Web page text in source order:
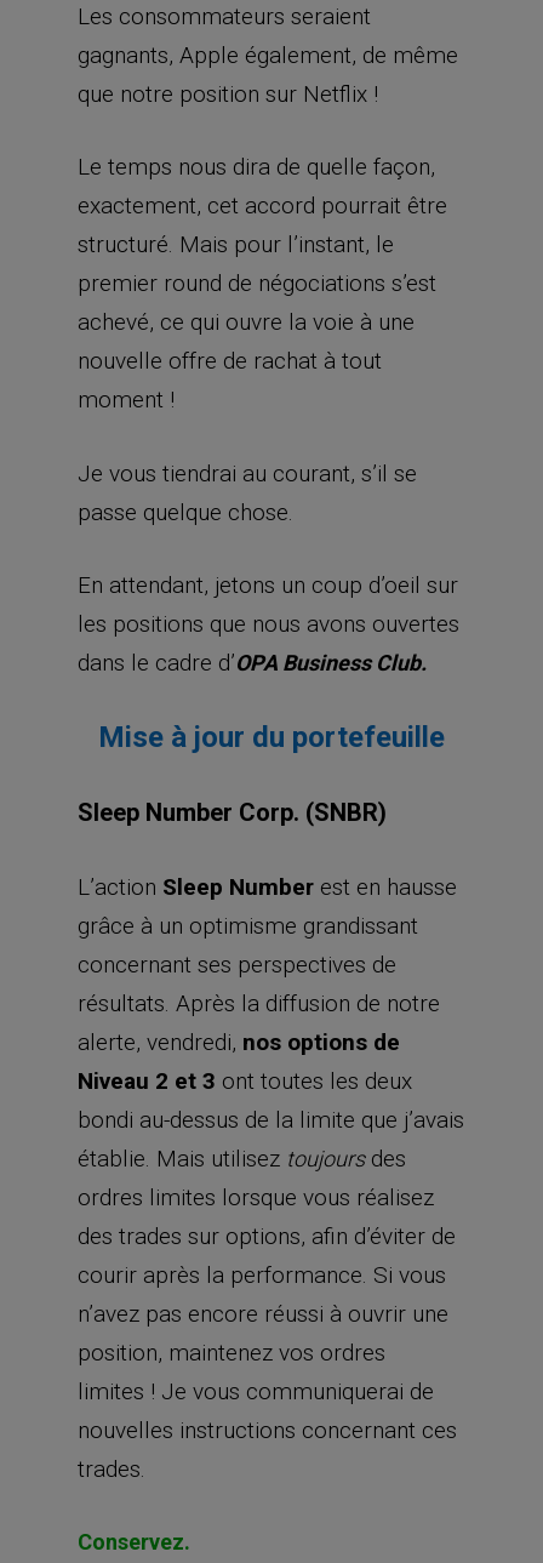
Les consommateurs seraient
gagnants, Apple également, de même
que notre position sur Netflix !
Le temps nous dira de quelle façon,
exactement, cet accord pourrait être
structuré. Mais pour l’instant, le
premier round de négociations s’est
achevé, ce qui ouvre la voie à une
nouvelle offre de rachat à tout
moment !
Je vous tiendrai au courant, s’il se
passe quelque chose.
En attendant, jetons un coup d’oeil sur
les positions que nous avons ouvertes
dans le cadre d’OPA Business Club.
Mise à jour du portefeuille
Sleep Number Corp. (SNBR)
L’action Sleep Number est en hausse
grâce à un optimisme grandissant
concernant ses perspectives de
résultats. Après la diffusion de notre
alerte, vendredi, nos options de
Niveau 2 et 3 ont toutes les deux
bondi au-dessus de la limite que j’avais
établie. Mais utilisez toujoursdes
ordres limites lorsque vous réalisez
des trades sur options, afin d’éviter de
courir après la performance. Si vous
n’avez pas encore réussi à ouvrir une
position, maintenez vos ordres
limites ! Je vous communiquerai de
nouvelles instructions concernant ces
trades.
Conservez.